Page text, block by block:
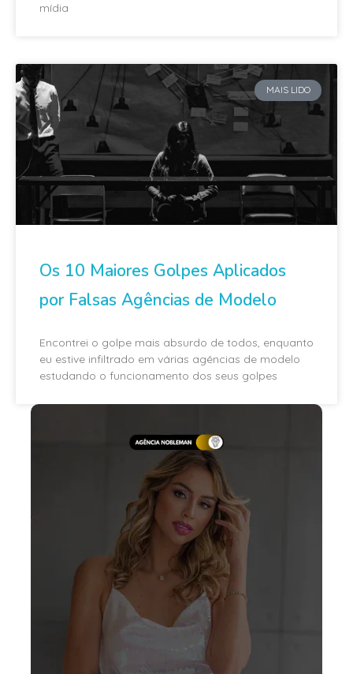
mídia
MAIS LIDO
Os 10 Maiores Golpes Aplicados
por Falsas Agências de Modelo
Encontrei o golpe mais absurdo de todos, enquanto
eu estive infiltrado em várias agências de modelo
estudando o funcionamento dos seus golpes